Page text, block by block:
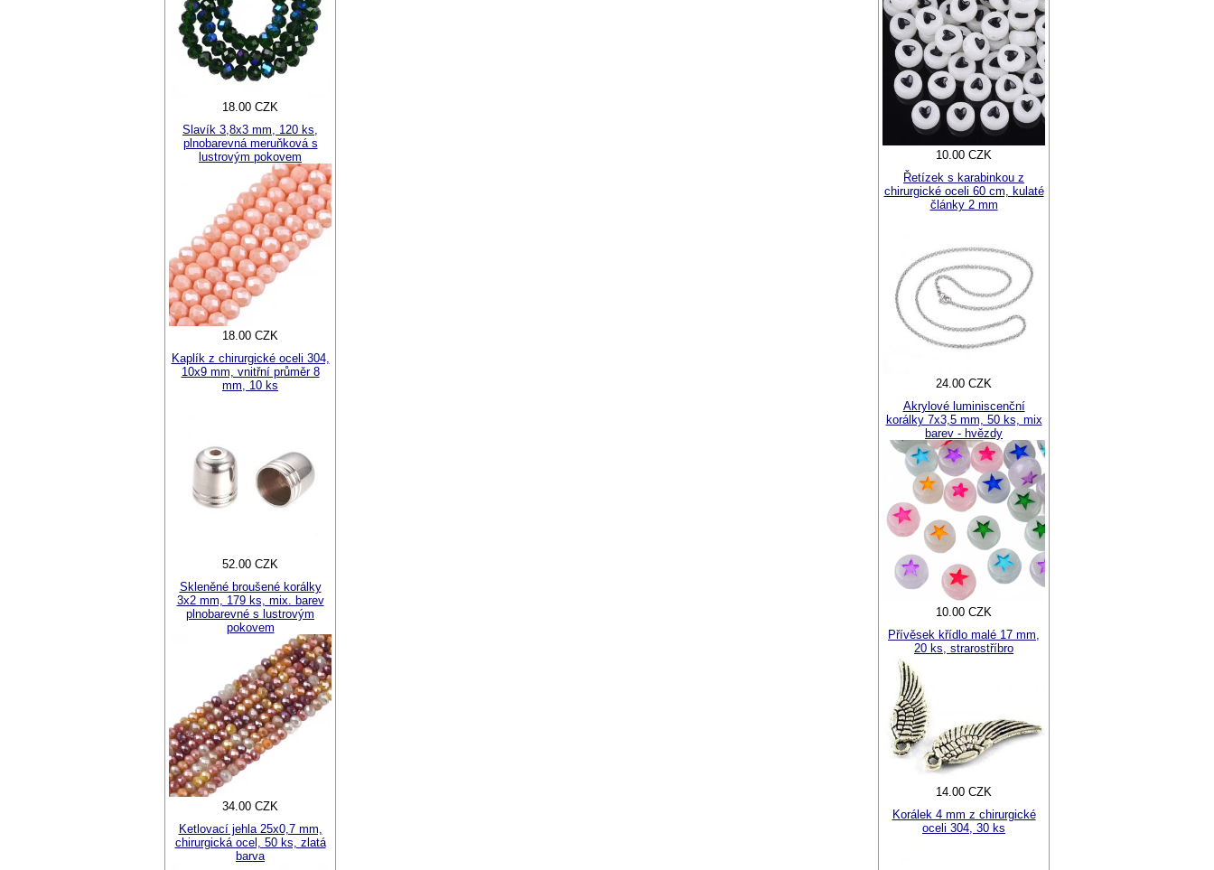
18.00 CZK
Slavík 3,8x3 mm, 120 ks,
plnobarevná meruňková s
lustrovým pokovem
18.00 CZK
Kaplík z chirurgické oceli 304,
10x9 mm, vnitřní průměr 8
mm, 10 ks
52.00 CZK
Skleněné broušené korálky
3x2 mm, 179 ks, mix. barev
plnobarevné s lustrovým
pokovem
34.00 CZK
Ketlovací jehla 25x0,7 mm,
chirurgická ocel, 50 ks, zlatá
barva
10.00 CZK
Řetízek s karabinkou z
chirurgické oceli 60 cm, kulaté
články 2 mm
24.00 CZK
Akrylové luminiscenční
korálky 7x3,5 mm, 50 ks, mix
barev - hvězdy
10.00 CZK
Přívěsek křídlo malé 17 mm,
20 ks, strarostříbro
14.00 CZK
Korálek 4 mm z chirurgické
oceli 304, 30 ks